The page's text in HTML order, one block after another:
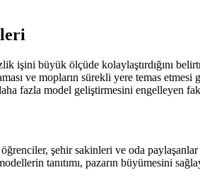
büyük ölçüde kolaylaştırdığını
ve mopların sürekli yere temas
fazla model geliştirmesini engelleyen
şehir sakinleri ve oda
tanıtımı, pazarın büyümesini